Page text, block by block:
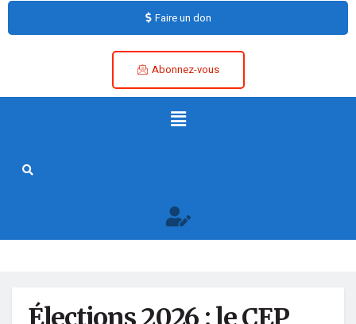
Faire un don
Abonnez-vous